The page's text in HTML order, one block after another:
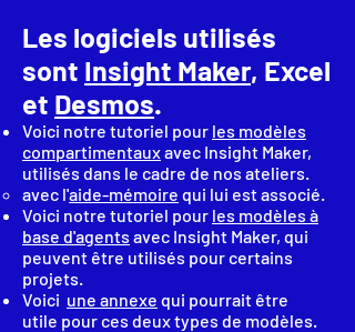
Les logiciels utilisés
sont Insight Maker, Excel
et Desmos.
Voici notre tutoriel pour les modèles
compartimentauxavec Insight Maker,
utilisés dans le cadre de nos ateliers.
avec l'aide-mémoire qui lui est associé.
Voici notre tutoriel pour les modèles à
base d'agents avec Insight Maker, qui
peuvent être utilisés pour certains
projets.
Voici une annexe qui pourrait être
utile pour ces deux types de modèles.